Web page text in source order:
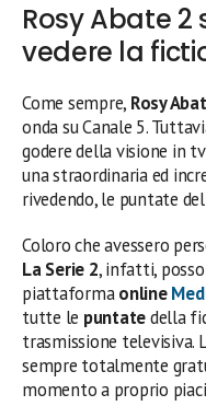
Rosy Abate
vedere la
Come sempre, Rosy
onda su Canale 5.
godere della visione in
una straordinaria ed
rivedendo, le puntate
Coloro che avessero
La Serie 2, infatti,
piattaformaonline
tutte le puntatedella
trasmissione televisiva.
sempre totalmente
momento a proprio